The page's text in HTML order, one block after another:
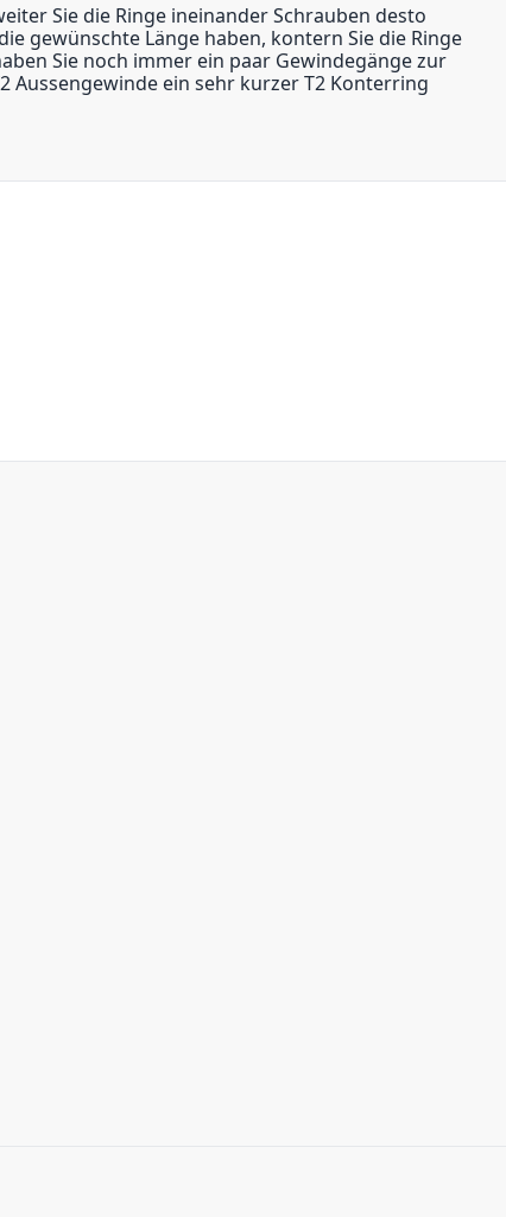
Sie die Ringe ineinander Schrauben desto
gewünschte Länge haben, kontern Sie die Ringe
Sie noch immer ein paar Gewindegänge zur
Aussengewinde ein sehr kurzer T2 Konterring